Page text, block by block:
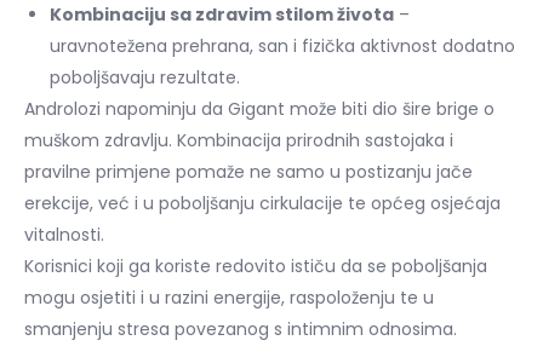
Kombinaciju sa zdravim stilom života –
uravnotežena prehrana, san i fizička aktivnost dodatno
poboljšavaju rezultate.
Androlozi napominju da Gigant može biti dio šire brige o
muškom zdravlju. Kombinacija prirodnih sastojaka i
pravilne primjene pomaže ne samo u postizanju jače
erekcije, već i u poboljšanju cirkulacije te općeg osjećaja
vitalnosti.
Korisnici koji ga koriste redovito ističu da se poboljšanja
mogu osjetiti i u razini energije, raspoloženju te u
smanjenju stresa povezanog s intimnim odnosima.